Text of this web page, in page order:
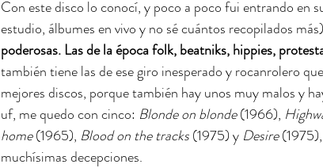
Con este disco lo conocí, y poco a poco fui entrando en
estudio, álbumes en vivo y no sé cuántos recopilados
poderosas. Las de la época folk, beatniks, hippies,
también tiene las de ese giro inesperado y rocanrolero
mejores discos, porque también hay unos muy malos y
uf, me quedo con cinco: Blonde on blonde (1966),
home (1965), Blood on the tracks (1975) y Desire
muchísimas decepciones.